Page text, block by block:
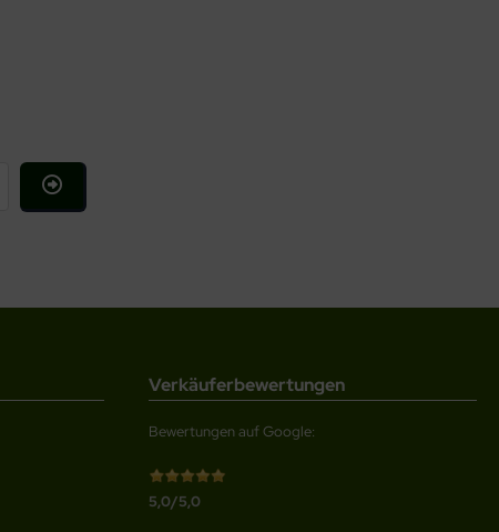
Verkäuferbewertungen
Bewertungen auf Google:
5,0/5,0